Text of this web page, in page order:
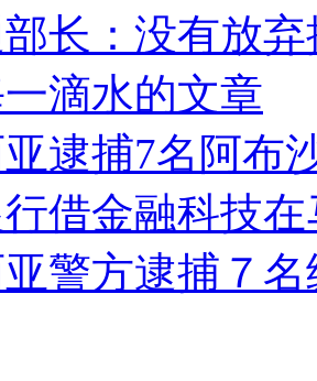
长：没有放
滴水的文章
逮捕7名阿布
借金融科技
警方逮捕７